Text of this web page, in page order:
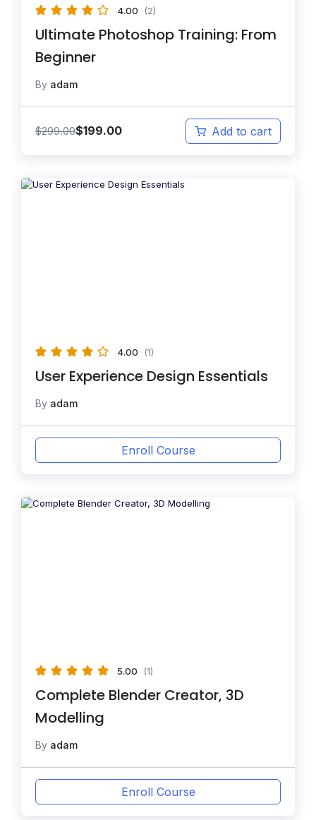
4.00 (2)
Ultimate Photoshop Training: From
Beginner
By adam
$299.00$199.00 Add to cart
4.00 (1)
User Experience Design Essentials
By adam
Enroll Course
5.00 (1)
Complete Blender Creator, 3D
Modelling
By adam
Enroll Course